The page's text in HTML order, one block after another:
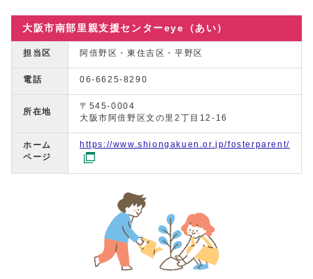
大阪市南部里親支援センターeye（あい）
担当区 阿倍野区・東住吉区・平野区
電話 06-6625-8290
所在地
〒545-0004
大阪市阿倍野区文の里2丁目12-16
ホーム
ページ
https://www.shiongakuen.or.jp/fosterparent/